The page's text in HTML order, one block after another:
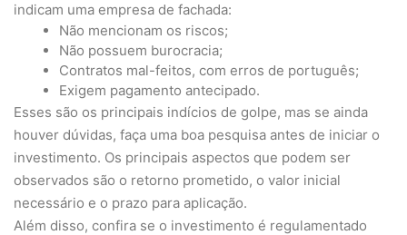
indicam uma empresa de fachada:
Não mencionam os riscos;
Não possuem burocracia;
Contratos mal-feitos, com erros de português;
Exigem pagamento antecipado.
Esses são os principais indícios de golpe, mas se ainda
houver dúvidas, faça uma boa pesquisa antes de iniciar o
investimento. Os principais aspectos que podem ser
observados são o retorno prometido, o valor inicial
necessário e o prazo para aplicação.
Além disso, confira se o investimento é regulamentado